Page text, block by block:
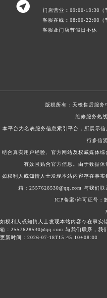

门店营业：09:00-19:30（
客服在线：08:00-22:00（
客服及门店节假日不休
版权所有： 天梭售后服务
维修服务热线
本平台为名表服务信息索引平台，所展示
行多信
结合真实用户经验、官方网站及权威媒体
有效且贴合官方信息。由于数据体
如权利人或知情人士发现本站内容存在事
箱：2557628530@qq.com 与我们
ICP备案/许可证号：
如权利人或知情人士发现本站内容存在事实
箱：2557628530@qq.com 与我们联系，我
更新时间：2026-07-18T15:45:10+08:00